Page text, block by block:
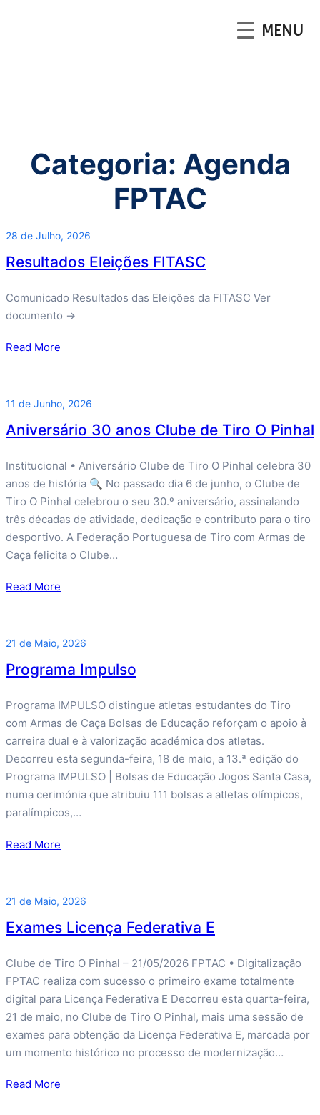
MENU
Categoria: Agenda
FPTAC
28 de Julho, 2026
Resultados Eleições FITASC
Comunicado Resultados das Eleições da FITASC Ver
documento →
Read More
11 de Junho, 2026
Aniversário 30 anos Clube de Tiro O Pinhal
Institucional • Aniversário Clube de Tiro O Pinhal celebra 30
anos de história 🔍 No passado dia 6 de junho, o Clube de
Tiro O Pinhal celebrou o seu 30.º aniversário, assinalando
três décadas de atividade, dedicação e contributo para o tiro
desportivo. A Federação Portuguesa de Tiro com Armas de
Caça felicita o Clube…
Read More
21 de Maio, 2026
Programa Impulso
Programa IMPULSO distingue atletas estudantes do Tiro
com Armas de Caça Bolsas de Educação reforçam o apoio à
carreira dual e à valorização académica dos atletas.
Decorreu esta segunda-feira, 18 de maio, a 13.ª edição do
Programa IMPULSO | Bolsas de Educação Jogos Santa Casa,
numa cerimónia que atribuiu 111 bolsas a atletas olímpicos,
paralímpicos,…
Read More
21 de Maio, 2026
Exames Licença Federativa E
Clube de Tiro O Pinhal – 21/05/2026 FPTAC • Digitalização
FPTAC realiza com sucesso o primeiro exame totalmente
digital para Licença Federativa E Decorreu esta quarta-feira,
21 de maio, no Clube de Tiro O Pinhal, mais uma sessão de
exames para obtenção da Licença Federativa E, marcada por
um momento histórico no processo de modernização…
Read More